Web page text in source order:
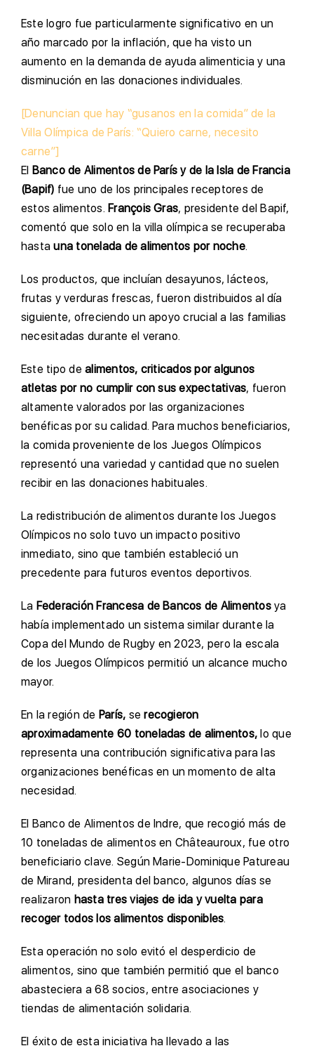
Este logro fue particularmente significativo en un
año marcado por la inflación, que ha visto un
aumento en la demanda de ayuda alimenticia y una
disminución en las donaciones individuales.
[Denuncian que hay “gusanos en la comida” de la
Villa Olímpica de París: “Quiero carne, necesito
carne”]
El Banco de Alimentos de París y de la Isla de Francia
(Bapif) fue uno de los principales receptores de
estos alimentos. François Gras, presidente del Bapif,
comentó que solo en la villa olímpica se recuperaba
hastauna tonelada de alimentos por noche.
Los productos, que incluían desayunos, lácteos,
frutas y verduras frescas, fueron distribuidos al día
siguiente, ofreciendo un apoyo crucial a las familias
necesitadas durante el verano.
Este tipo dealimentos, criticados por algunos
atletas por no cumplir con sus expectativas, fueron
altamente valorados por las organizaciones
benéficas por su calidad. Para muchos beneficiarios,
la comida proveniente de los Juegos Olímpicos
representó una variedad y cantidad que no suelen
recibir en las donaciones habituales.
La redistribución de alimentos durante los Juegos
Olímpicos no solo tuvo un impacto positivo
inmediato, sino que también estableció un
precedente para futuros eventos deportivos.
La Federación Francesa de Bancos de Alimentosya
había implementado un sistema similar durante la
Copa del Mundo de Rugby en 2023, pero la escala
de los Juegos Olímpicos permitió un alcance mucho
mayor.
En la región de París, serecogieron
aproximadamente 60 toneladas de alimentos, lo que
representa una contribución significativa para las
organizaciones benéficas en un momento de alta
necesidad.
El Banco de Alimentos de Indre, que recogió más de
10 toneladas de alimentos en Châteauroux, fue otro
beneficiario clave. Según Marie-Dominique Patureau
de Mirand, presidenta del banco, algunos días se
realizaron hasta tres viajes de ida y vuelta para
recoger todos los alimentos disponibles.
Esta operación no solo evitó el desperdicio de
alimentos, sino que también permitió que el banco
abasteciera a 68 socios, entre asociaciones y
tiendas de alimentación solidaria.
El éxito de esta iniciativa ha llevado a las